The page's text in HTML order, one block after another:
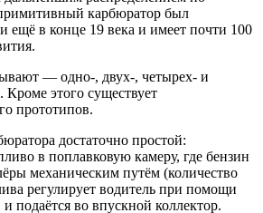
карбюратор был
ещё в конце 19 века и имеет почти 100
— одно-, двух-, четырех- и
этого существует
прототипов.
достаточно простой:
в поплавковую камеру, где бензин
механическим путём (количество
регулирует водитель при помощи
и подаётся во впускной коллектор.